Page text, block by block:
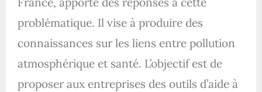
problématique. Il vise à produire des
connaissances sur les liens entre pollution
atmosphérique et santé. L’objectif est de
proposer aux entreprises des outils d’aide à